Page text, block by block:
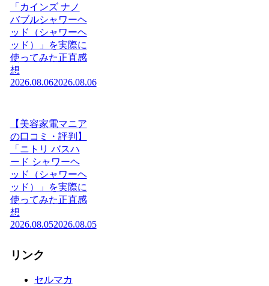
「カインズ ナノ
バブルシャワーヘ
ッド（シャワーヘ
ッド）」を実際に
使ってみた正直感
想
2026.08.062026.08.06
【美容家電マニア
の口コミ・評判】
「ニトリ バスハ
ード シャワーヘ
ッド（シャワーヘ
ッド）」を実際に
使ってみた正直感
想
2026.08.052026.08.05
リンク
セルマカ